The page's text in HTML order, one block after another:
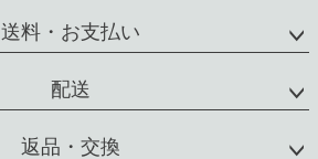
ップ
送料・お支払い
配送
返品・交換